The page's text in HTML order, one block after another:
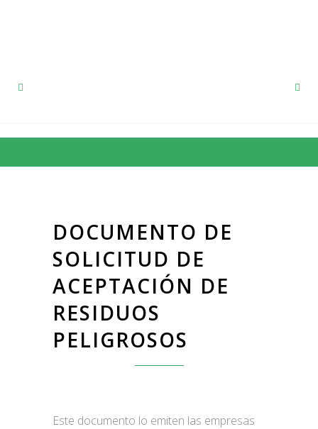
DOCUMENTO DE
SOLICITUD DE
ACEPTACIÓN DE
RESIDUOS
PELIGROSOS
Este documento lo emiten las empresas